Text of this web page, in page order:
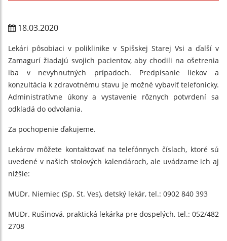
18.03.2020
Lekári pôsobiaci v poliklinike v Spišskej Starej Vsi a ďalší v
Zamagurí žiadajú svojich pacientov, aby chodili na ošetrenia
iba v nevyhnutných prípadoch. Predpísanie liekov a
konzultácia k zdravotnému stavu je možné vybaviť telefonicky.
Administratívne úkony a vystavenie rôznych potvrdení sa
odkladá do odvolania.
Za pochopenie ďakujeme.
Lekárov môžete kontaktovať na telefónnych číslach, ktoré sú
uvedené v našich stolových kalendároch, ale uvádzame ich aj
nižšie:
MUDr. Niemiec (Sp. St. Ves), detský lekár, tel.: 0902 840 393
MUDr. Rušinová, praktická lekárka pre dospelých, tel.: 052/482
2708